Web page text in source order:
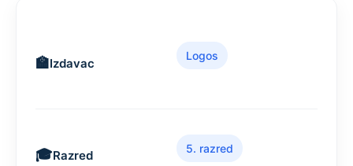
Izdavac
Logos
Razred
5. razred